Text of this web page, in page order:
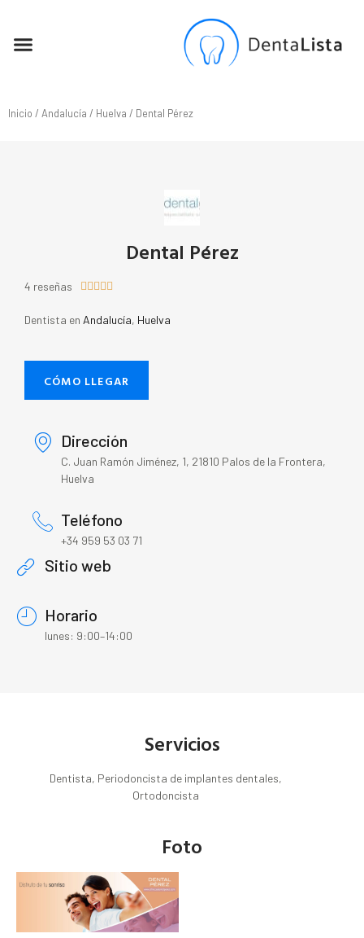
Inicio / Andalucía / Huelva / Dental Pérez
Dental Pérez
4 reseñas     
Dentista en Andalucía, Huelva
CÓMO LLEGAR
Dirección
C. Juan Ramón Jiménez, 1, 21810 Palos de la Frontera,
Huelva
Teléfono
+34 959 53 03 71
Sitio web
Horario
lunes: 9:00–14:00
Servicios
Dentista, Periodoncista de implantes dentales,
Ortodoncista
Foto